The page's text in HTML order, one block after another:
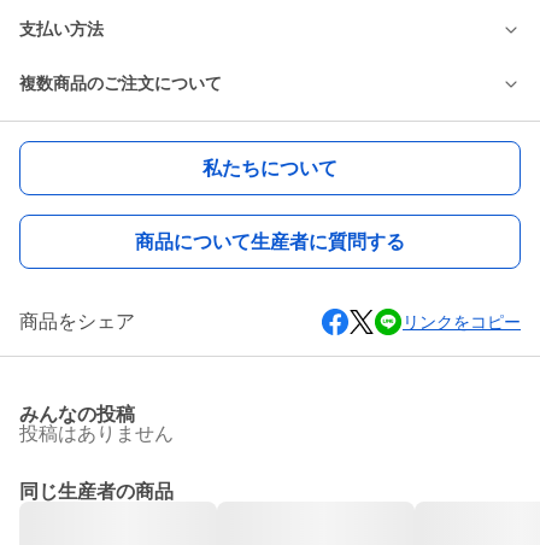
支払い方法
複数商品のご注文について
私たちについて
商品について生産者に質問する
商品をシェア リンクをコピー
みんなの投稿
投稿はありません
同じ生産者の商品